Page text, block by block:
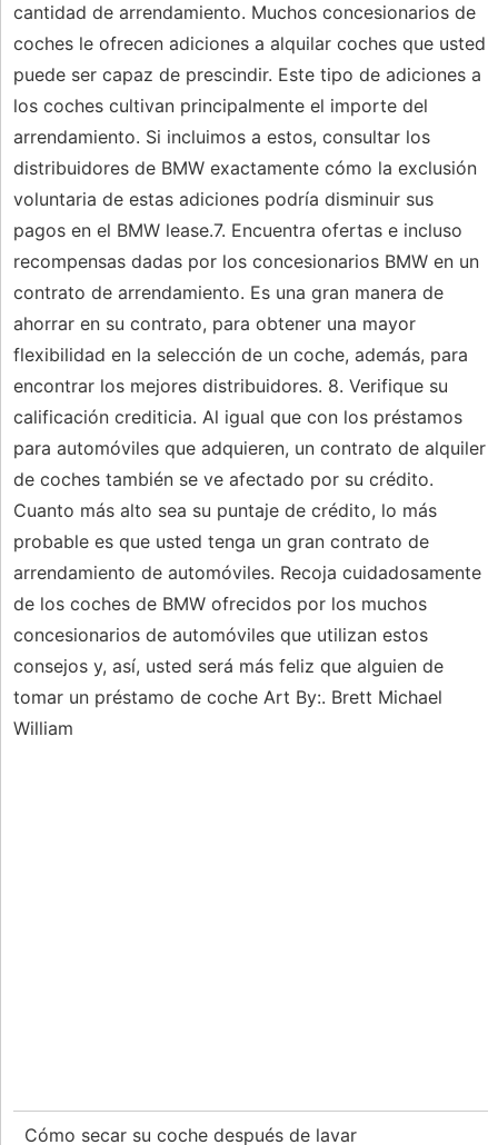
cantidad de arrendamiento. Muchos concesionarios de
coches le ofrecen adiciones a alquilar coches que usted
puede ser capaz de prescindir. Este tipo de adiciones a
los coches cultivan principalmente el importe del
arrendamiento. Si incluimos a estos, consultar los
distribuidores de BMW exactamente cómo la exclusión
voluntaria de estas adiciones podría disminuir sus
pagos en el BMW lease.7. Encuentra ofertas e incluso
recompensas dadas por los concesionarios BMW en un
contrato de arrendamiento. Es una gran manera de
ahorrar en su contrato, para obtener una mayor
flexibilidad en la selección de un coche, además, para
encontrar los mejores distribuidores. 8. Verifique su
calificación crediticia. Al igual que con los préstamos
para automóviles que adquieren, un contrato de alquiler
de coches también se ve afectado por su crédito.
Cuanto más alto sea su puntaje de crédito, lo más
probable es que usted tenga un gran contrato de
arrendamiento de automóviles. Recoja cuidadosamente
de los coches de BMW ofrecidos por los muchos
concesionarios de automóviles que utilizan estos
consejos y, así, usted será más feliz que alguien de
tomar un préstamo de coche Art By:. Brett Michael
William
Cómo secar su coche después de lavar